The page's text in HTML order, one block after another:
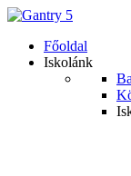
Főoldal
Iskolánk